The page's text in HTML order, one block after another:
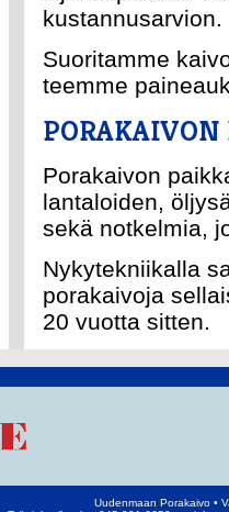
kustannusarvion.
Suoritamme
teemme
Porakaivon
lantaloiden,
sekä notkelmia,
Nykytekniikalla
porakaivoja
20 vuotta sitten.
Uudenmaan Porakaivo •